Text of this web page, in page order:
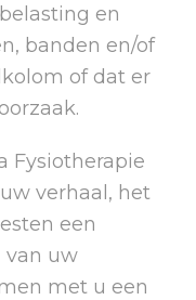
en
banden en/of
of dat er
Fysiotherapie
verhaal, het
een
van uw
met u een